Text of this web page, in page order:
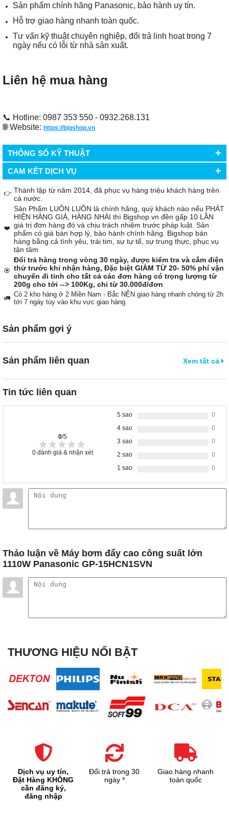
Sản phẩm chính hãng Panasonic, bảo hành uy tín.
Hỗ trợ giao hàng nhanh toàn quốc.
Tư vấn kỹ thuật chuyên nghiệp, đổi trả linh hoạt trong 7
ngày nếu có lỗi từ nhà sản xuất.
Liên hệ mua hàng
📞 Hotline: 0987 353 550 - 0932.268.131
🌐 Website: https://bigshop.vn
THÔNG SỐ KỸ THUẬT +
CAM KẾT DỊCH VỤ +
👉 Thành lập từ năm 2014, đã phục vụ hàng triệu khách hàng trên
cả nước.
❤️
Sản Phẩm LUÔN LUÔN là chính hãng, quý khách nào nếu PHÁT
HIỆN HÀNG GIẢ, HÀNG NHÁI thì Bigshop.vn đền gấp 10 LẦN
giá trị đơn hàng đó và chịu trách nhiệm trước pháp luật. Sản
phẩm có giá bán hợp lý, bảo hành chính hãng. Bigshop bán
hàng bằng cả tình yêu, trái tim, sự tự tế, sự trung thực, phục vụ
tận tâm
🏵️
Đổi trả hàng trong vòng 30 ngày, được kiểm tra và cắm điện
thử trước khi nhận hàng, Đặc biệt GIẢM TỪ 20- 50% phí vận
chuyển đi tỉnh cho tất cả các đơn hàng có trọng lượng từ
200g cho tới --> 100Kg, chỉ từ 30.000đ/đơn
🚛 Có 2 kho hàng ở 2 Miền Nam - Bắc NÊN giao hàng nhanh chóng từ 2h
tới 7 ngày tùy vào khu vực giao hàng.
Sản phẩm gợi ý
Sản phẩm liên quan Xem tất cả
Tin tức liên quan
0/5
0 đánh giá & nhận xét
5 sao
0
4 sao
0
3 sao
0
2 sao
0
1 sao
0
Thảo luận về Máy bơm đẩy cao công suất lớn
1110W Panasonic GP-15HCN1SVN
THƯƠNG HIỆU NỔI BẬT
Dịch vụ uy tín,
Đặt Hàng KHÔNG
cần đăng ký,
đăng nhập
Đổi trả trong 30
ngày *
Giao hàng nhanh
toàn quốc